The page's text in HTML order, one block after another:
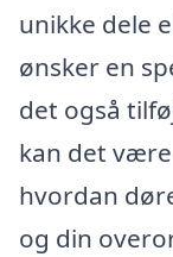
unikke dele
ønsker en
det også
kan det
hvordan
og din